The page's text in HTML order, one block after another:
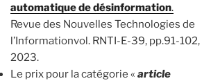
automatique de désinformation.
Revue des Nouvelles Technologies de
l’Informationvol. RNTI-E-39, pp.91-102,
2023.
Le prix pour la catégorie « article